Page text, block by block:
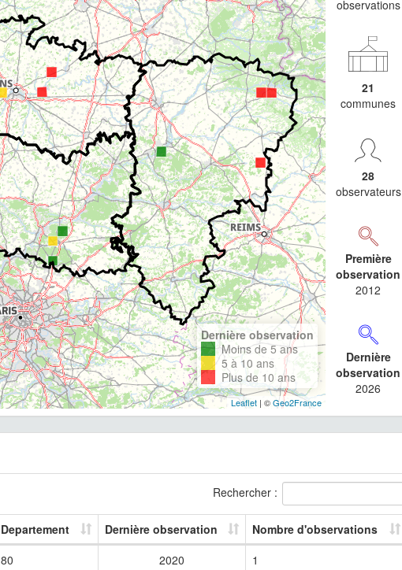
Dernière observation
Moins de 5 ans
5 à 10 ans
Plus de 10 ans
Leaflet| ©Geo2France
observations
21
communes
28
observateurs
Première
observation
2012
Dernière
observation
2026
Rechercher :
Departement Dernière observation
Nombre d'observations
80 2020
1